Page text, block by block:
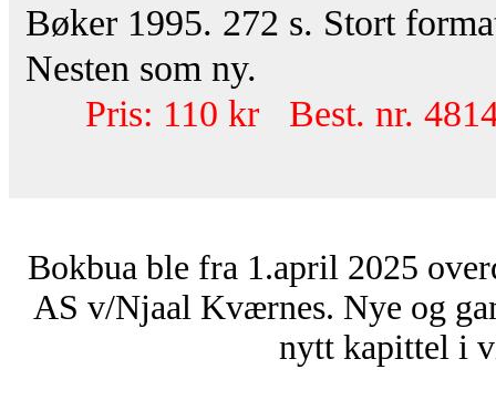
Bøker 1995. 272 s. Stort
Nesten som ny.
Pris: 110 kr Best. nr.
Bokbua ble fra 1.april 2025
AS v/Njaal Kværnes. Nye og
nytt kapittel i